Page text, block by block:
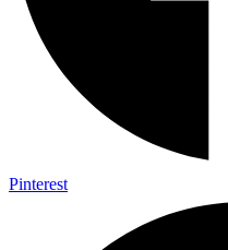
Pinterest